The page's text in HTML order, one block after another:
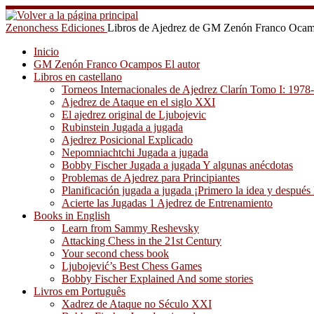
Saltar
al
contenido
Zenonchess Ediciones Libros de Ajedrez de GM Zenón Franco
Inicio
GM Zenón Franco Ocampos El autor
Libros en castellano
Torneos Internacionales de Ajedrez Clarín Tomo I:
Ajedrez de Ataque en el siglo XXI
El ajedrez original de Ljubojevic
Rubinstein Jugada a jugada
Ajedrez Posicional Explicado
Nepomniachtchi Jugada a jugada
Bobby Fischer Jugada a jugada Y algunas anécdotas
Problemas de Ajedrez para Principiantes
Planificación jugada a jugada ¡Primero la idea y después
Acierte las Jugadas 1 Ajedrez de Entrenamiento
Books in English
Learn from Sammy Reshevsky
Attacking Chess in the 21st Century
Your second chess book
Ljubojević’s Best Chess Games
Bobby Fischer Explained And some stories
Livros em Português
Xadrez de Ataque no Século XXI